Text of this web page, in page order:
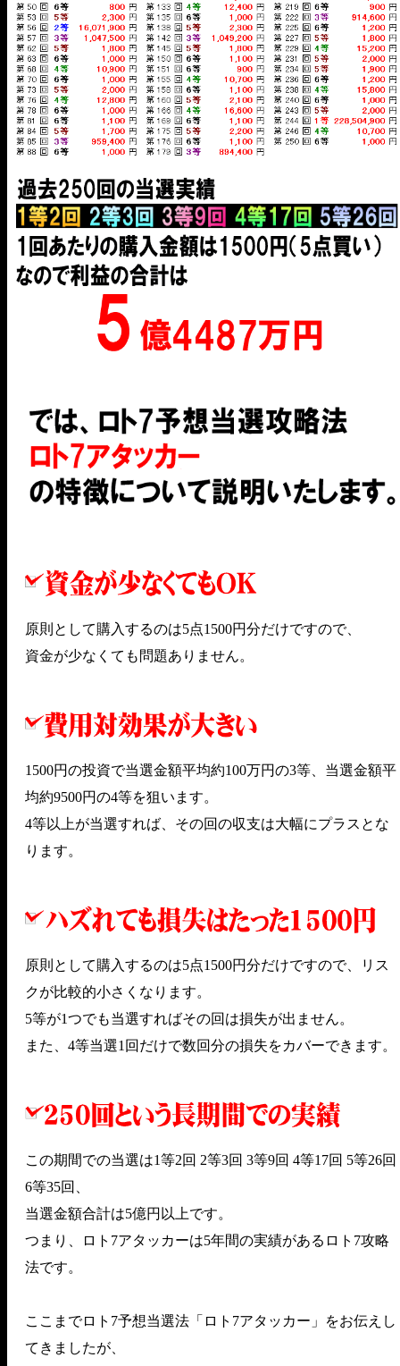
原則として購入するのは5点1500円分だけですので、
資金が少なくても問題ありません。
1500円の投資で当選金額平均約100万円の3等、当選金額平
均約9500円の4等を狙います。
4等以上が当選すれば、その回の収支は大幅にプラスとな
ります。
原則として購入するのは5点1500円分だけですので、リス
クが比較的小さくなります。
5等が1つでも当選すればその回は損失が出ません。
また、4等当選1回だけで数回分の損失をカバーできます。
この期間での当選は1等2回 2等3回 3等9回 4等17回 5等26回
6等35回、
当選金額合計は5億円以上です。
つまり、ロト7アタッカーは5年間の実績があるロト7攻略
法です。
ここまでロト7予想当選法「ロト7アタッカー」をお伝えし
てきましたが、